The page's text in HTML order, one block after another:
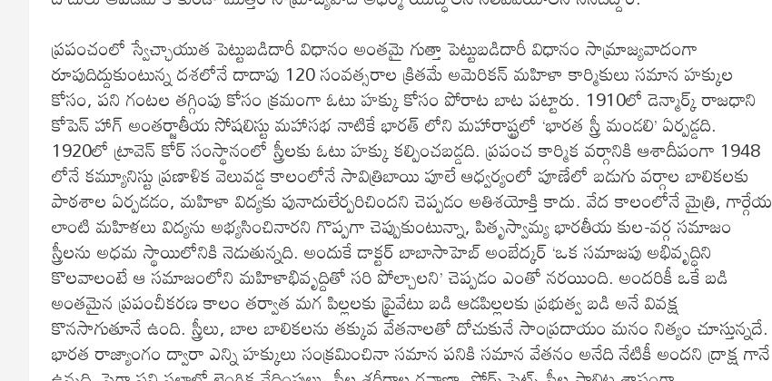
ప్రపంచంలో స్వేచ్ఛాయుత పెట్టుబడిదారీ విధానం అంతమై గుత్తా పెట్టుబడిదారీ విధానం సామ్రాజ్యవాదంగా
రూపుదిద్దుకుంటున్న దశలోనే దాదాపు 120 సంవత్సరాల క్రితమే అమెరికన్ మహిళా కార్మికులు సమాన హక్కుల
కోసం, పని గంటల తగ్గింపు కోసం క్రమంగా ఓటు హక్కు కోసం పోరాట బాట పట్టారు. 1910లో డెన్మార్క్ రాజధాని
కోపెన్ హాగ్ అంతర్జాతీయ సోషలిస్టు మహాసభ నాటికే భారత్ లోని మహారాష్ట్రలో ‘భారత స్త్రీ మండలి’ ఏర్పడ్డది.
1920లో ట్రావెన్ కోర్ సంస్థానంలో స్త్రీలకు ఓటు హక్కు కల్పించబడ్డది. ప్రపంచ కార్మిక వర్గానికి ఆశాదీపంగా 1948
లోనే కమ్యూనిస్టు ప్రణాళిక వెలువడ్డ కాలంలోనే సావిత్రిబాయి పూలే ఆధ్వర్యంలో పూణేలో బడుగు వర్గాల బాలికలకు
పాఠశాల ఏర్పడడం, మహిళా విద్యకు పునాదులేర్పరిచిందని చెప్పడం అతిశయోక్తి కాదు. వేద కాలంలోనే మైత్రి, గార్గేయ
లాంటి మహిళలు విద్యను అభ్యసించినారని గొప్పగా చెప్పుకుంటున్నా, పితృస్వామ్య భారతీయ కుల-వర్గ సమాజం
స్త్రీలను అధమ స్థాయిలోనికి నెడుతున్నది. అందుకే డాక్టర్ బాబాసాహెబ్ అంబేద్కర్ ‘ఒక సమాజపు అభివృద్ధిని
కొలవాలంటే ఆ సమాజంలోని మహిళాభివృద్దితో సరి పోల్చాలని’ చెప్పడం ఎంతో నరయింది. అందరికీ ఒకే బడి
అంతమైన ప్రపంచీకరణ కాలం తర్వాత మగ పిల్లలకు ప్రైవేటు బడి ఆడపిల్లలకు ప్రభుత్వ బడి అనే వివక్ష
కొనసాగుతూనే ఉంది. స్త్రీలు, బాల బాలికలను తక్కువ వేతనాలతో దోచుకునే సాంప్రదాయం మనం నిత్యం చూస్తున్నదే.
భారత రాజ్యాంగం ద్వారా ఎన్ని హక్కులు సంక్రమించినా సమాన పనికి సమాన వేతనం అనేది నేటికీ అందని ద్రాక్ష గానే